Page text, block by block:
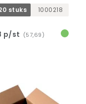
stuks 1000218
p/st (57,69)